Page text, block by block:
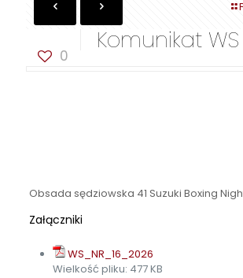
0
Komunikat
Obsada sędziowska 41 Suzuki Boxing
Załączniki
WS_NR_16_2026
Wielkość pliku: 477 KB